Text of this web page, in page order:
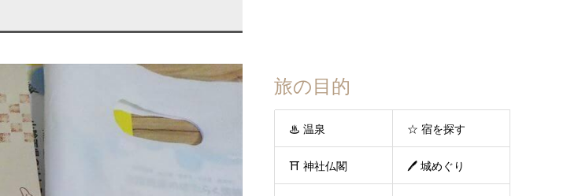
旅の目的
♨ 温泉 ☆ 宿を探す
⛩ 神社仏閣 🖊 城めぐり